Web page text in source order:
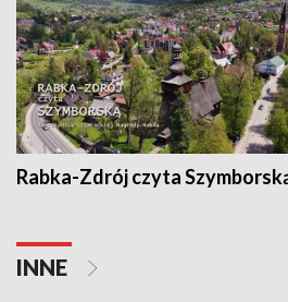
Rabka-Zdrój czyta
INNE